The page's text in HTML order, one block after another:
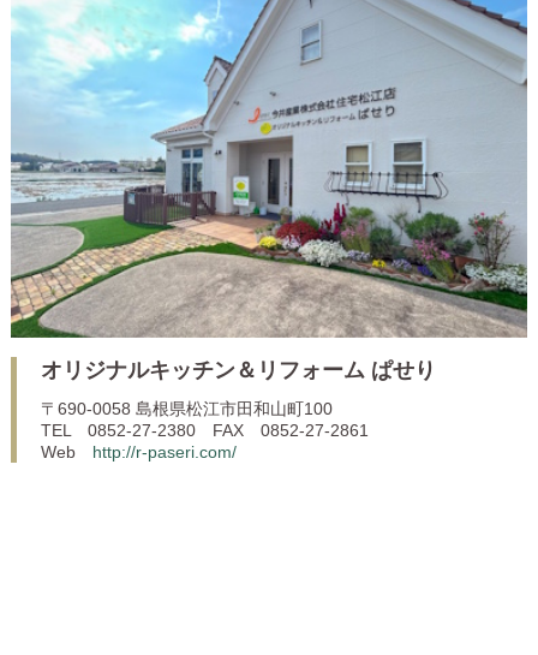
オリジナルキッチン＆リフォーム ぱせり
〒690-0058 島根県松江市田和山町100
TEL 0852-27-2380 FAX 0852-27-2861
Web http://r-paseri.com/